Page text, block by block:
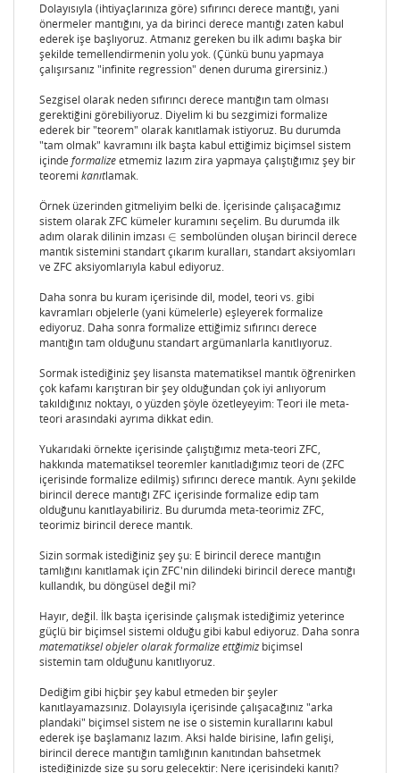
Dolayısıyla (ihtiyaçlarınıza göre) sıfırıncı derece mantığı, yani
önermeler mantığını, ya da birinci derece mantığı zaten kabul
ederek işe başlıyoruz. Atmanız gereken bu ilk adımı başka bir
şekilde temellendirmenin yolu yok. (Çünkü bunu yapmaya
çalışırsanız "infinite regression" denen duruma girersiniz.)
Sezgisel olarak neden sıfırıncı derece mantığın tam olması
gerektiğini görebiliyoruz. Diyelim ki bu sezgimizi formalize
ederek bir "teorem" olarak kanıtlamak istiyoruz. Bu durumda
"tam olmak" kavramını ilk başta kabul ettiğimiz biçimsel sistem
içinde formalizeetmemiz lazım zira yapmaya çalıştığımız şey bir
teoremi kanıtlamak.
Örnek üzerinden gitmeliyim belki de. İçerisinde çalışacağımız
sistem olarak ZFC kümeler kuramını seçelim. Bu durumda ilk
adım olarak dilinin imzası ∈
∈ sembolünden oluşan birincil derece
mantık sistemini standart çıkarım kuralları, standart aksiyomları
ve ZFC aksiyomlarıyla kabul ediyoruz.
Daha sonra bu kuram içerisinde dil, model, teori vs. gibi
kavramları objelerle (yani kümelerle) eşleyerek formalize
ediyoruz. Daha sonra formalize ettiğimiz sıfırıncı derece
mantığın tam olduğunu standart argümanlarla kanıtlıyoruz.
Sormak istediğiniz şey lisansta matematiksel mantık öğrenirken
çok kafamı karıştıran bir şey olduğundan çok iyi anlıyorum
takıldığınız noktayı, o yüzden şöyle özetleyeyim: Teori ile meta-
teori arasındaki ayrıma dikkat edin.
Yukarıdaki örnekte içerisinde çalıştığımız meta-teori ZFC,
hakkında matematiksel teoremler kanıtladığımız teori de (ZFC
içerisinde formalize edilmiş) sıfırıncı derece mantık. Aynı şekilde
birincil derece mantığı ZFC içerisinde formalize edip tam
olduğunu kanıtlayabiliriz. Bu durumda meta-teorimiz ZFC,
teorimiz birincil derece mantık.
Sizin sormak istediğiniz şey şu: E birincil derece mantığın
tamlığını kanıtlamak için ZFC'nin dilindeki birincil derece mantığı
kullandık, bu döngüsel değil mi?
Hayır, değil. İlk başta içerisinde çalışmak istediğimiz yeterince
güçlü bir biçimsel sistemi olduğu gibi kabul ediyoruz. Daha sonra
matematiksel objeler olarak formalize ettğimizbiçimsel
sistemin tam olduğunu kanıtlıyoruz.
Dediğim gibi hiçbir şey kabul etmeden bir şeyler
kanıtlayamazsınız. Dolayısıyla içerisinde çalışacağınız "arka
plandaki" biçimsel sistem ne ise o sistemin kurallarını kabul
ederek işe başlamanız lazım. Aksi halde birisine, lafın gelişi,
birincil derece mantığın tamlığının kanıtından bahsetmek
istediğinizde size şu soru gelecektir: Nere içerisindeki kanıtı?